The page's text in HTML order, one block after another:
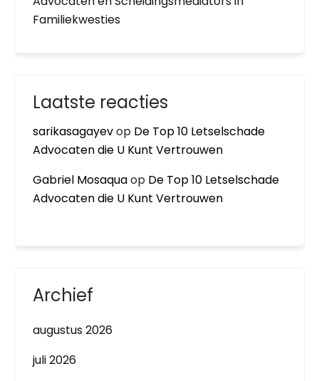
Familiekwesties
Laatste reacties
sarikasagayevop De Top 10 Letselschade
Advocaten die U Kunt Vertrouwen
Gabriel Mosaquaop De Top 10 Letselschade
Advocaten die U Kunt Vertrouwen
Archief
augustus 2026
juli 2026